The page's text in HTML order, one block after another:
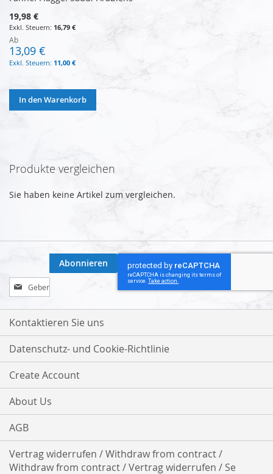
19,98 €
16,79 €
Ab
13,09 €
11,00 €
In den Warenkorb
Produkte vergleichen
Sie haben keine Artikel zum vergleichen.
Melden
Sie
sich
für
Newsletter
an:
Abonnieren
Kontaktieren Sie uns
Datenschutz- und Cookie-Richtlinie
Create Account
About Us
AGB
Vertrag widerrufen / Withdraw from contract /
Withdraw from contract / Vertrag widerrufen / Se